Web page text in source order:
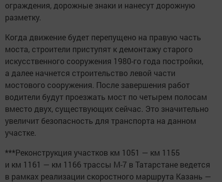
ограждения, дорожные знаки и нанесут дорожную
разметку.
Когда движение будет перепущено на правую часть
моста, строители приступят к демонтажу старого
искусственного сооружения 1980-го года постройки,
а далее начнется строительство левой части
мостового сооружения. После завершения работ
водители будут проезжать мост по четырем полосам
вместо двух, существующих сейчас. Это значительно
увеличит безопасность для транспорта на данном
участке.
***Реконструкция участков км 1051 — км 1155
и км 1161 — км 1166 трассы М-7 в Татарстане ведется
в рамках реализации скоростного маршрута Казань —